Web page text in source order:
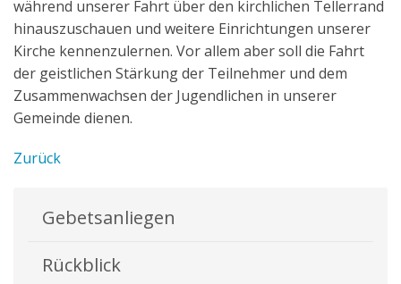
während unserer Fahrt über den kirchlichen Tellerrand
hinauszuschauen und weitere Einrichtungen unserer
Kirche kennenzulernen. Vor allem aber soll die Fahrt
der geistlichen Stärkung der Teilnehmer und dem
Zusammenwachsen der Jugendlichen in unserer
Gemeinde dienen.
Zurück
Gebetsanliegen
Rückblick